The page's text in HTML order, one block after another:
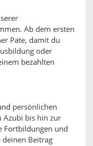
Ab dem ersten
Pate, damit du
oder
bezahlten
persönlichen
Azubi bis hin zur
Fortbildungen und
deinen Beitrag